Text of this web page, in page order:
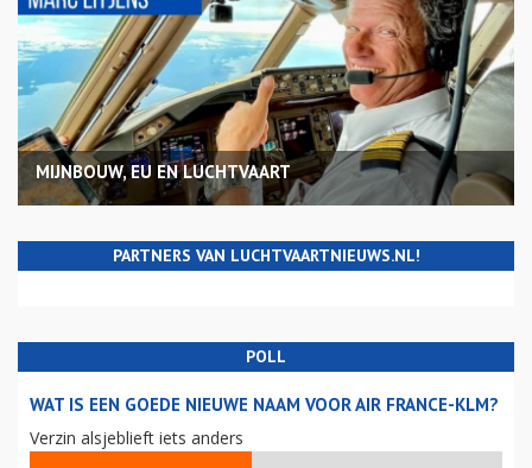
MIJNBOUW, EU EN LUCHTVAART
PARTNERS VAN LUCHTVAARTNIEUWS.NL!
POLL
WAT IS EEN GOEDE NIEUWE NAAM VOOR AIR FRANCE-KLM?
Verzin alsjeblieft iets anders